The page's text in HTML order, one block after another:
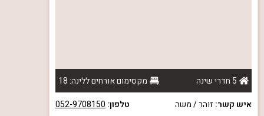
5 חדרי שינה
מקסימום אורחים ללינה: 18
איש קשר: זוהר / משה טלפון: 052-9708150